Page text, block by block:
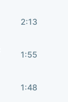
2:13
1:55
1:48